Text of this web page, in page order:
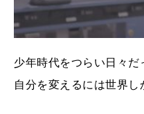
少年時代をつらい日々
自分を変えるには世界